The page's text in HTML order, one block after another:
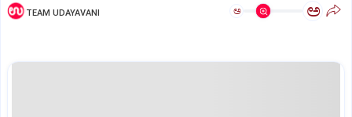
TEAM UDAYAVANI ಅ ಅ